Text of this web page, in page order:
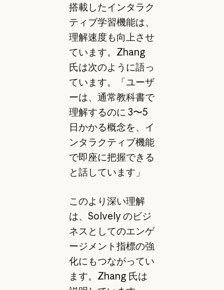
搭載したインタラク
ティブ学習機能は、
理解速度も向上させ
ています。Zhang
氏は次のように語っ
ています。「ユーザ
ーは、通常教科書で
理解するのに 3〜5
日かかる概念を、イ
ンタラクティブ機能
で即座に把握できる
と話しています」
このより深い理解
は、Solvely のビジ
ネスとしてのエンゲ
ージメント指標の強
化にもつながってい
ます。Zhang 氏は